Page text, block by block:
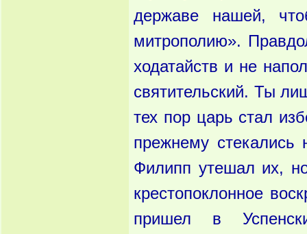
державе нашей,
митрополию».
ходатайств и не
святительский. Ты
тех пор царь стал
прежнему стекались
Филипп утешал их,
крестопоклонное
пришел в